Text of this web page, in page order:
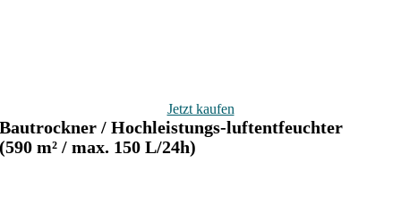
Jetzt kaufen
Bautrockner / Hochleistungs-luftentfeuchter
(590 m² / max. 150 L/24h)